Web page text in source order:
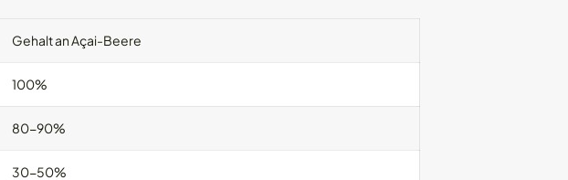
Gehalt an Açai-Beere
100%
80-90%
30-50%